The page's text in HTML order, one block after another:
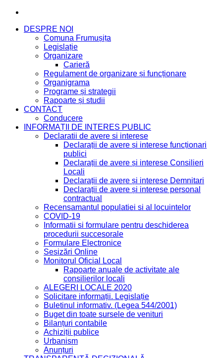
DESPRE NOI
Comuna Frumușița
Legislație
Organizare
Carieră
Regulament de organizare și funcționare
Organigrama
Programe și strategii
Rapoarte și studii
CONTACT
Conducere
INFORMAȚII DE INTERES PUBLIC
Declaratii de avere si interese
Declarații de avere și interese funcționari
publici
Declarații de avere și interese Consilieri
Locali
Declarații de avere și interese Demnitari
Declarații de avere și interese personal
contractual
Recensamantul populatiei si al locuintelor
COVID-19
Informatii si formulare pentru deschiderea
procedurii succesorale
Formulare Electronice
Sesizări Online
Monitorul Oficial Local
Rapoarte anuale de activitate ale
consilierilor locali
ALEGERI LOCALE 2020
Solicitare informații. Legislație
Buletinul informativ. (Legea 544/2001)
Buget din toate sursele de venituri
Bilanțuri contabile
Achiziții publice
Urbanism
Anunțuri